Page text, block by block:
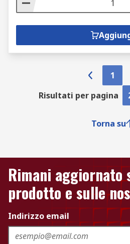
1
Risultati per pagina
Torna su
Rimani aggiornato
prodotto e sulle
Indirizzo email